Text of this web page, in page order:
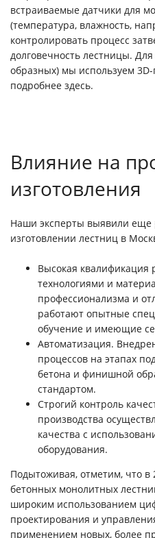
встраиваемые датчики для
(температура, влажность,
контролировать процесс
долговечность лестницы.
образных) мы используем
подробнее здесь.
Влияние на
изготовления
Наши эксперты выявили еще
изготовлении лестниц в
Высокая квалификация
технологиями и
профессионализма и
работают опытные
обучение и имеющие
Автоматизация.
процессов на этапах
бетона и финишной
стандартом.
Строгий контроль
производства
качества с
оборудования.
Подытоживая, отметим, что в
бетонных монолитных
широким использованием
проектирования и
применением новых, более